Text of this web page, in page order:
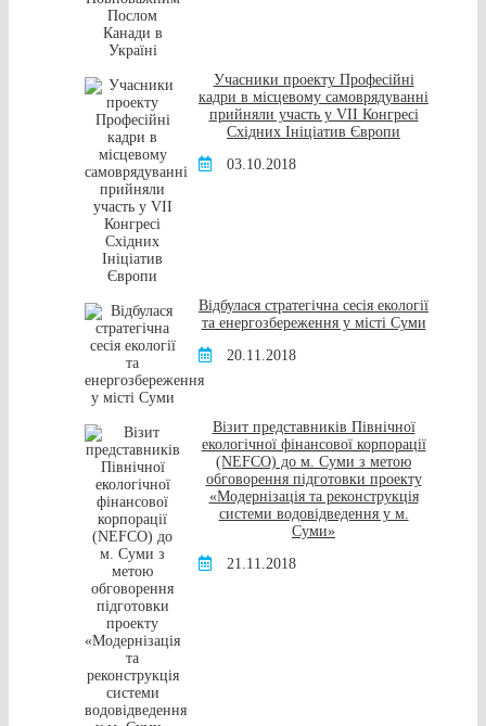
Учасники проекту Професійні
кадри в місцевому самоврядуванні
прийняли участь у VII Конгресі
Східних Ініціатив Європи
03.10.2018
Відбулася стратегічна сесія екології
та енергозбереження у місті Суми
20.11.2018
Візит представників Північної
екологічної фінансової корпорації
(NEFCO) до м. Суми з метою
обговорення підготовки проекту
«Модернізація та реконструкція
системи водовідведення у м.
Суми»
21.11.2018